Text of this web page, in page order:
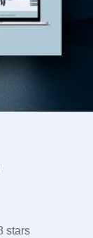
stars